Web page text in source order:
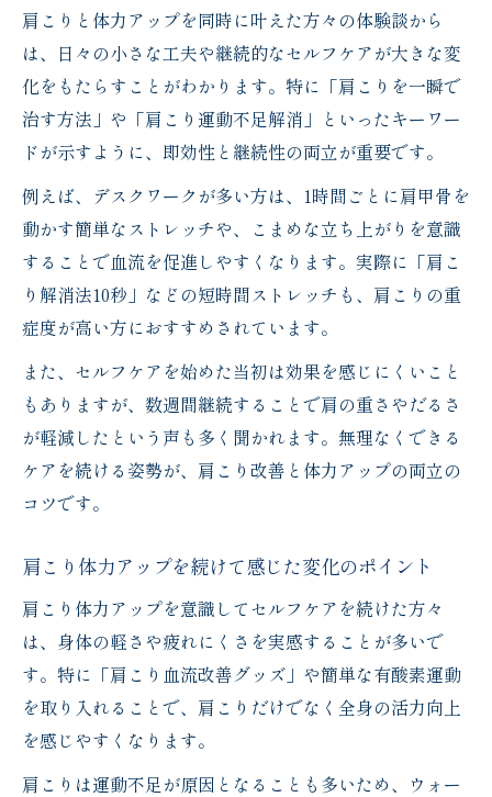
一瞬で楽にする肩こり解消法を解説
肩こりを一瞬で楽にする即効解消法のコツ
肩こり解消法10秒で感じる効果的なセルフ
ケア
肩こり体力アップに繋がる簡単リセット方
法
肩こりがひどい時に避けたいNG行動と対策
肩こり解消法で血流を促すおすすめの動き
方
運動不足と肩こりの関係を詳しく知る
肩こりと運動不足の密接な関係を解説しま
す
肩こり体力アップに欠かせない運動不足対
策
肩こり原因の一つ運動不足を見直すポイン
ト
肩こり体力アップのための効果的な運動習
慣
有酸素運動が肩こり改善に与える効果
肩こりと体力アップを同時に叶えた方々の体験談から
は、日々の小さな工夫や継続的なセルフケアが大きな変
化をもたらすことがわかります。特に「肩こりを一瞬で
治す方法」や「肩こり運動不足解消」といったキーワー
ドが示すように、即効性と継続性の両立が重要です。
例えば、デスクワークが多い方は、1時間ごとに肩甲骨を
動かす簡単なストレッチや、こまめな立ち上がりを意識
することで血流を促進しやすくなります。実際に「肩こ
り解消法10秒」などの短時間ストレッチも、肩こりの重
症度が高い方におすすめされています。
また、セルフケアを始めた当初は効果を感じにくいこと
もありますが、数週間継続することで肩の重さやだるさ
が軽減したという声も多く聞かれます。無理なくできる
ケアを続ける姿勢が、肩こり改善と体力アップの両立の
コツです。
肩こり体力アップを続けて感じた変化のポイント
肩こり体力アップを意識してセルフケアを続けた方々
は、身体の軽さや疲れにくさを実感することが多いで
す。特に「肩こり血流改善グッズ」や簡単な有酸素運動
を取り入れることで、肩こりだけでなく全身の活力向上
を感じやすくなります。
肩こりは運動不足が原因となることも多いため、ウォー